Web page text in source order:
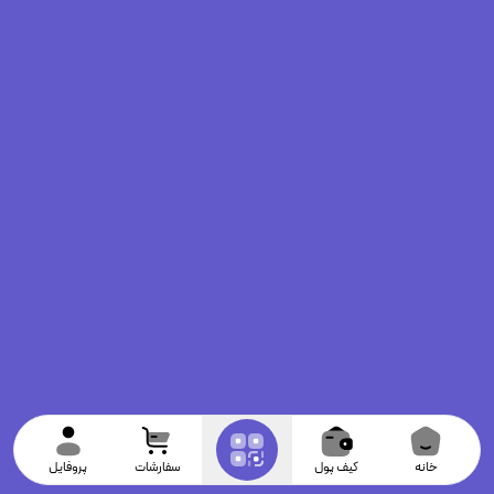
خانه کیف پول سفارشات پروفایل